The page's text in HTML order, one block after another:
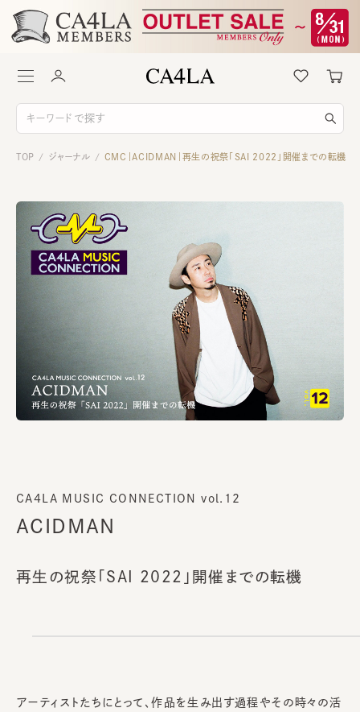
TOP / ジャーナル / CMC｜ACIDMAN｜再生の祝祭「SAI 2022」開催までの転機
CA4LA MUSIC CONNECTION vol.12
ACIDMAN
再生の祝祭「SAI 2022」開催までの転機
アーティストたちにとって、作品を生み出す過程やその時々の活